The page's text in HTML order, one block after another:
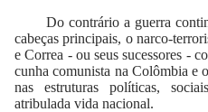
Do contrário a guerra
cabeças principais, o narco-
e Correa - ou seus sucessores -
cunha comunista na Colômbia e
nas estruturas políticas,
atribulada vida nacional.